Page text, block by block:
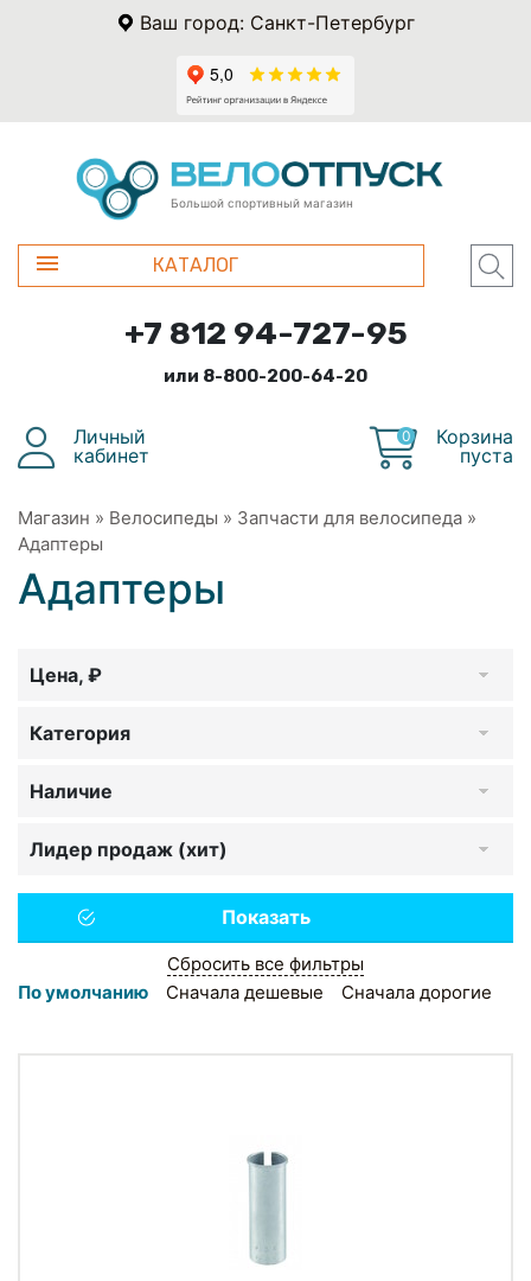
Ваш город: Санкт-Петербург
Большой спортивный магазин
КАТАЛОГ
+7 812 94-727-95
или 8-800-200-64-20
Личный
кабинет
0
Корзина
пуста
Магазин » Велосипеды » Запчасти для велосипеда »
Адаптеры
Адаптеры
Цена, ₽
Категория
Наличие
Лидер продаж (хит)
Сбросить все фильтры
По умолчанию
Сначала дешевые Сначала дорогие